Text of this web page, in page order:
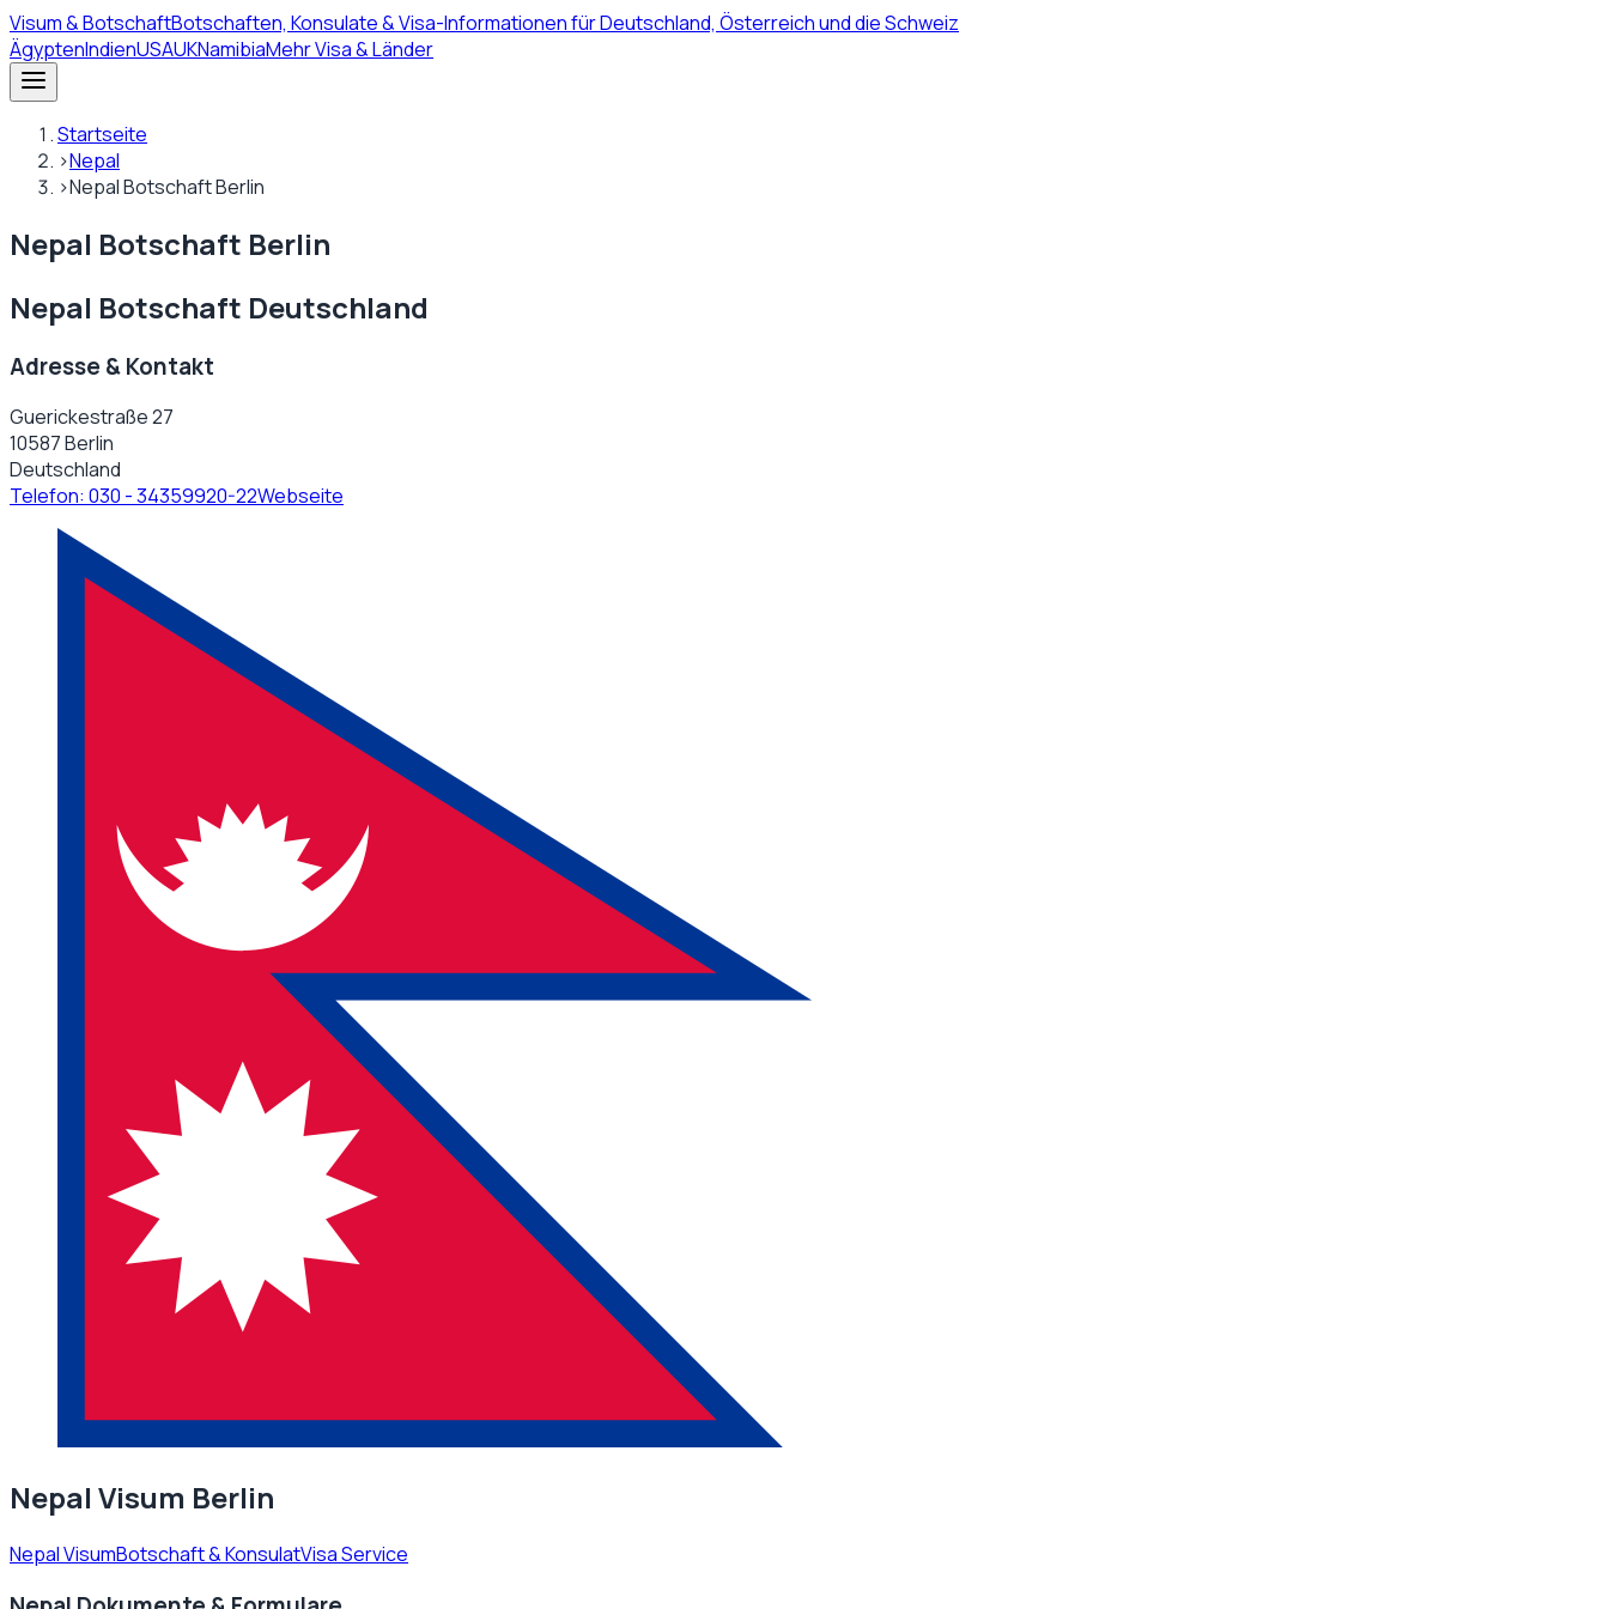
Visum& BotschaftBotschaften, Konsulate & Visa-Informationen für Deutschland, Österreich und die Schweiz
ÄgyptenIndienUSAUKNamibiaMehr Visa & Länder
Startseite
›Nepal
›Nepal Botschaft Berlin
Nepal Botschaft Berlin
Nepal Botschaft Deutschland
Adresse & Kontakt
Guerickestraße 27
10587 Berlin
Deutschland
Telefon: 030 - 34359920-22Webseite
Nepal Visum Berlin
Nepal VisumBotschaft & KonsulatVisa Service